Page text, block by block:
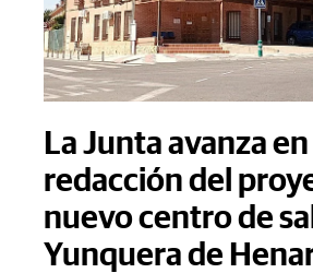
La Junta avanza en
redacción del
nuevo centro de
Yunquera de